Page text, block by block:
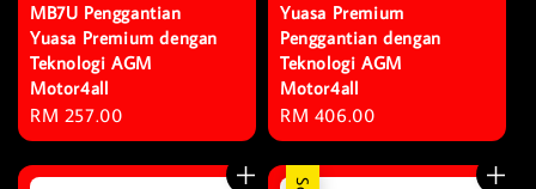
MB7U Penggantian
Yuasa Premium dengan
Teknologi AGM
Motor4all
Regular
price
RM 257.00
Yuasa Premium
Penggantian dengan
Teknologi AGM
Motor4all
Regular
price
RM 406.00